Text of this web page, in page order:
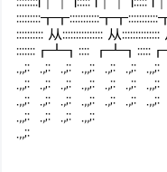
:::::::::: 从::::::::::::::: 从
:::::::┏┻┓::::
.,,;: .,;: .,;: .,,;:
.,,;: .,;: .,;:
.,,;: .,;: .,;: .,,;: .,;: .,;: .,,;:
.,,;: .,;: .,;: .,,;:
.,,;: